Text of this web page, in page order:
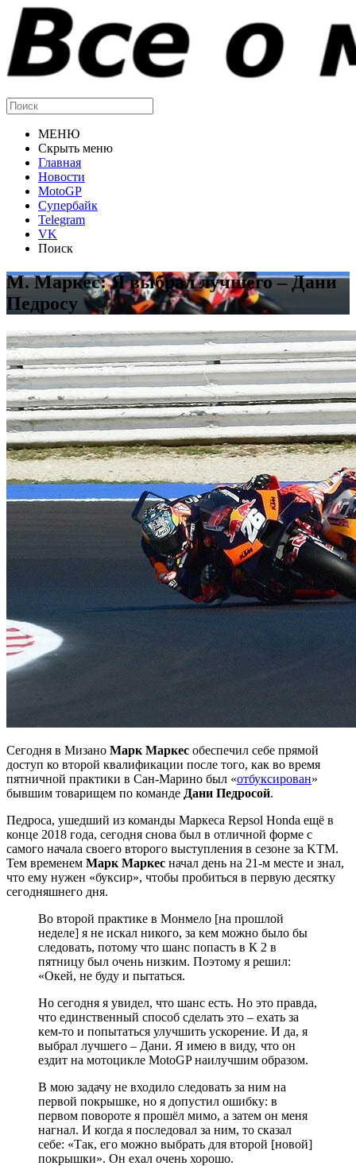
МЕНЮ
Скрыть меню
Главная
Новости
MotoGP
Супербайк
Telegram
VK
Поиск
М. Маркес: Я выбрал лучшего – Дани
Педросу
Сегодня в Мизано Марк Маркес обеспечил себе прямой
доступ ко второй квалификации после того, как во время
пятничной практики в Сан-Марино был «отбуксирован»
бывшим товарищем по команде Дани Педросой.
Педроса, ушедший из команды Маркеса Repsol Honda ещё в
конце 2018 года, сегодня снова был в отличной форме с
самого начала своего второго выступления в сезоне за KTM.
Тем временем Марк Маркес начал день на 21-м месте и знал,
что ему нужен «буксир», чтобы пробиться в первую десятку
сегодняшнего дня.
Во второй практике в Монмело [на прошлой
неделе] я не искал никого, за кем можно было бы
следовать, потому что шанс попасть в К 2 в
пятницу был очень низким. Поэтому я решил:
«Окей, не буду и пытаться.
Но сегодня я увидел, что шанс есть. Но это правда,
что единственный способ сделать это – ехать за
кем-то и попытаться улучшить ускорение. И да, я
выбрал лучшего – Дани. Я имею в виду, что он
ездит на мотоцикле MotoGP наилучшим образом.
В мою задачу не входило следовать за ним на
первой покрышке, но я допустил ошибку: в
первом повороте я прошёл мимо, а затем он меня
нагнал. И когда я последовал за ним, то сказал
себе: «Так, его можно выбрать для второй [новой]
покрышки». Он ехал очень хорошо.